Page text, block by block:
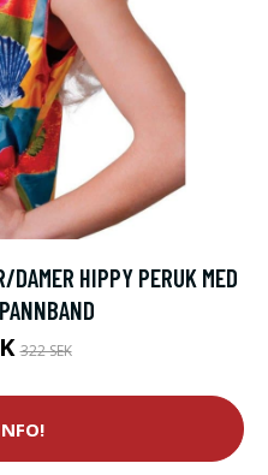
HIPPY PERUK MED
322 SEK